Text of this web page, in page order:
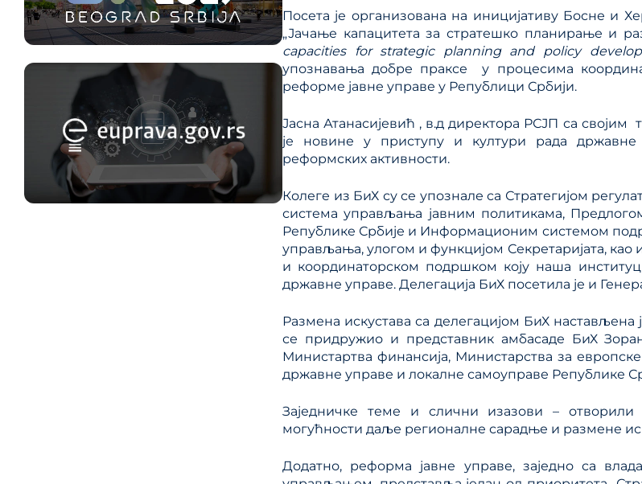
Посета је организована на иницијативу Босне и
„Јачање капацитета за стратешко планирање и
capacities for strategic planning and policy
упознавања добре праксе у процесима
реформе јавне управе у Републици Србији.
Јасна Атанасијевић , в.д директора РСЈП са
је новине у приступу и култури рада државне
реформских активности.
Колеге из БиХ су се упознале са Стратегијом
система управљања јавним политикама,
Републике Србије и Информационим системом
управљања, улогом и функцијом Секретаријата,
и координаторском подршком коју наша
државне управе. Делегација БиХ посетила је и
Размена искустава са делегацијом БиХ настављена
се придружио и представник амбасаде БиХ
Министартва финансија, Министарства за
државне управе и локалне самоуправе Републике
Заједничке теме и слични изазови –
могућности даље регионалне сарадње и размене
Додатно, реформа јавне управе, заједно са